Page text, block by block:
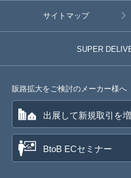
サイトマップ
SUPER
販路拡大をご検討のメーカー様へ
出展して新規取引を
BtoB ECセミナー